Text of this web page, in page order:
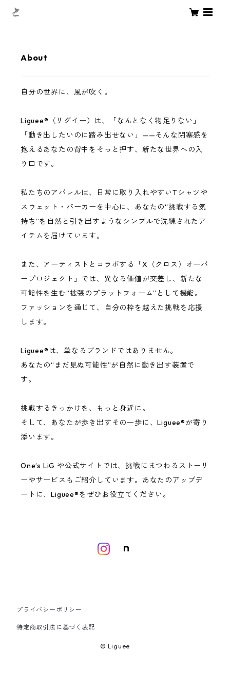
About
自分の世界に、風が吹く。
Liguee®️（リグイー）は、「なんとなく物足りない」
「動き出したいのに踏み出せない」——そんな閉塞感を
抱えるあなたの背中をそっと押す、新たな世界への入
り口です。
私たちのアパレルは、日常に取り入れやすいTシャツや
スウェット・パーカーを中心に、あなたの“挑戦する気
持ち”を自然と引き出すようなシンプルで洗練されたア
イテムを届けています。
また、アーティストとコラボする「X（クロス）オーバ
ープロジェクト」では、異なる価値が交差し、新たな
可能性を生む“拡張のプラットフォーム”として機能。
ファッションを通じて、自分の枠を越えた挑戦を応援
します。
Liguee®️は、単なるブランドではありません。
あなたの“まだ見ぬ可能性”が自然に動き出す装置で
す。
挑戦するきっかけを、もっと身近に。
そして、あなたが歩き出すその一歩に、Liguee®️が寄り
添います。
One’s LiG や公式サイトでは、挑戦にまつわるストーリ
ーやサービスもご紹介しています。あなたのアップデ
ートに、Liguee®️をぜひお役立てください。
プライバシーポリシー
特定商取引法に基づく表記
© Liguee